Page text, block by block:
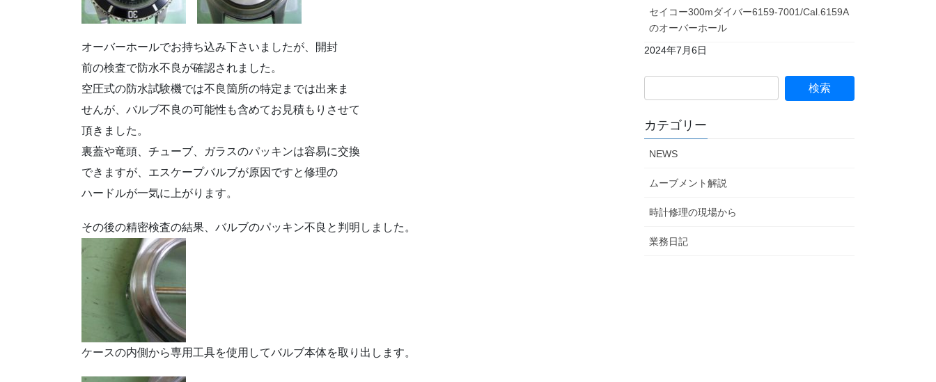
オーバーホールでお持ち込み下さいましたが、開封
前の検査で防水不良が確認されました。
空圧式の防水試験機では不良箇所の特定までは出来ま
せんが、バルブ不良の可能性も含めてお見積もりさせて
頂きました。
裏蓋や竜頭、チューブ、ガラスのパッキンは容易に交換
できますが、エスケープバルブが原因ですと修理の
ハードルが一気に上がります。
その後の精密検査の結果、バルブのパッキン不良と判明しました。
ケースの内側から専用工具を使用してバルブ本体を取り出します。
セイコー300mダイバー6159-7001/Cal.6159A
のオーバーホール
2024年7月6日
カテゴリー
NEWS
ムーブメント解説
時計修理の現場から
業務日記